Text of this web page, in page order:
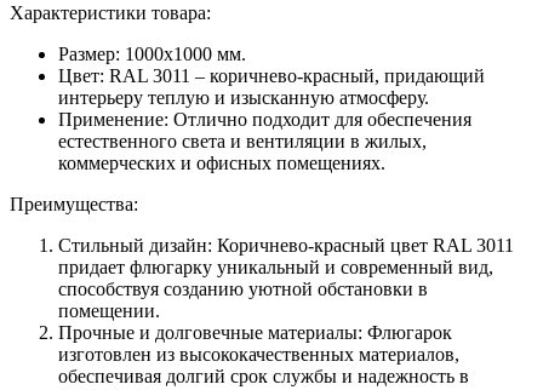
Характеристики товара:
Размер: 1000x1000 мм.
Цвет: RAL 3011 – коричнево-красный, придающий
интерьеру теплую и изысканную атмосферу.
Применение: Отлично подходит для обеспечения
естественного света и вентиляции в жилых,
коммерческих и офисных помещениях.
Преимущества:
Стильный дизайн: Коричнево-красный цвет RAL 3011
придает флюгарку уникальный и современный вид,
способствуя созданию уютной обстановки в
помещении.
Прочные и долговечные материалы: Флюгарок
изготовлен из высококачественных материалов,
обеспечивая долгий срок службы и надежность в